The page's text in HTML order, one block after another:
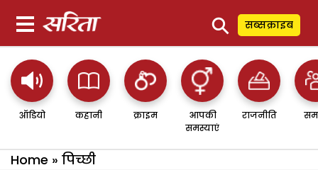
⚲ सब्सक्राइब
ऑडियो कहानी क्राइम
आपकी
समस्याएं
राजनीति
Home » पिच्छी